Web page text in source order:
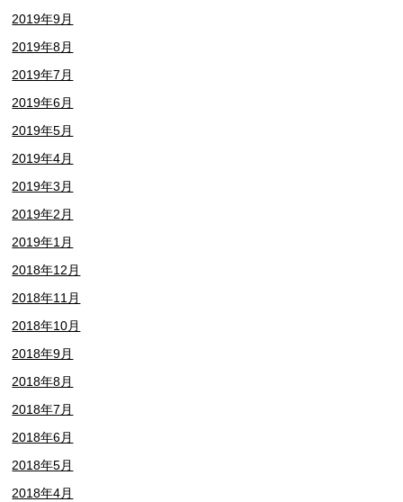
2019年9月
2019年8月
2019年7月
2019年6月
2019年5月
2019年4月
2019年3月
2019年2月
2019年1月
2018年12月
2018年11月
2018年10月
2018年9月
2018年8月
2018年7月
2018年6月
2018年5月
2018年4月